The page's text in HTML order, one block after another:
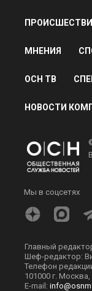
МНЕНИЯ
ОСН ТВ
НОВОСТИ
Мы в соцсетях
Главный
Шеф-редактор:
Телефон
101000 г.
E-mail: